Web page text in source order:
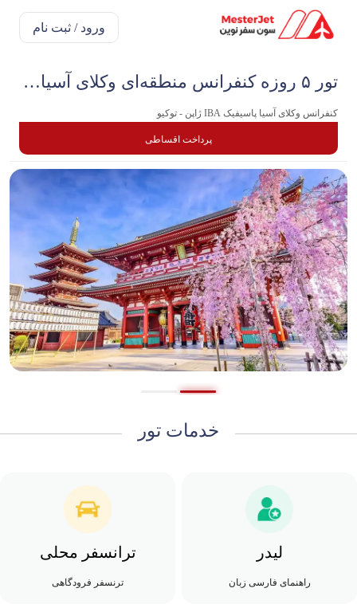
ورود / ثبت نام
تور ۵ روزه کنفرانس منطقه‌ای وکلای آسیا–پاسیفیک
کنفرانس وکلای آسیا پاسیفیک IBA ژاپن - توکیو
پرداخت اقساطی
خدمات تور
لیدر
راهنمای فارسی زبان
ترانسفر محلی
ترنسفر فرودگاهی